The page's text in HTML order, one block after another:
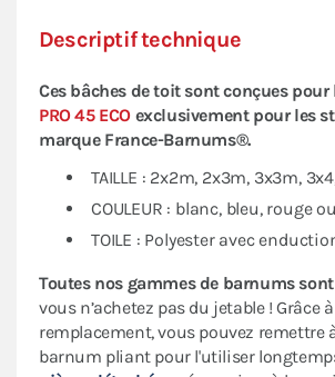
Descriptif technique
Ces bâches de toit sont conçues
PRO 45 ECO exclusivement pour les
marque France-Barnums®.
TAILLE : 2x2m, 2x3m, 3x3m,
COULEUR : blanc, bleu, rouge
TOILE : Polyester avec
Toutes nos gammes de barnums
vous n’achetez pas du jetable ! Grâce
remplacement, vous pouvez remettre
barnum pliant pour l'utiliser